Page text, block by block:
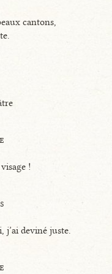
cantons,
!
j’ai deviné juste.